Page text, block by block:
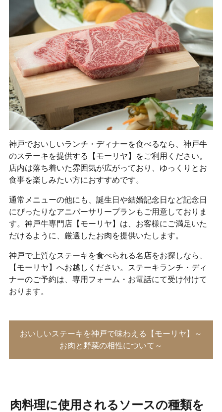
神戸でおいしいランチ・ディナーを食べるなら、神戸牛
のステーキを提供する【モーリヤ】をご利用ください。
店内は落ち着いた雰囲気が広がっており、ゆっくりとお
食事を楽しみたい方におすすめです。
通常メニューの他にも、誕生日や結婚記念日など記念日
にぴったりなアニバーサリープランもご用意しておりま
す。神戸牛専門店【モーリヤ】は、お客様にご満足いた
だけるように、厳選したお肉を提供いたします。
神戸で上質なステーキを食べられる名店をお探しなら、
【モーリヤ】へお越しください。ステーキランチ・ディ
ナーのご予約は、専用フォーム・お電話にて受け付けて
おります。
おいしいステーキを神戸で味わえる【モーリヤ】～
お肉と野菜の相性について～
肉料理に使用されるソースの種類を